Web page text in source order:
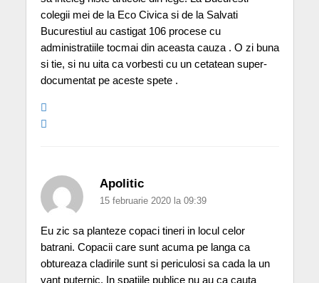
colegii mei de la Eco Civica si de la Salvati
Bucurestiul au castigat 106 procese cu
administratiile tocmai din aceasta cauza . O zi buna
si tie, si nu uita ca vorbesti cu un cetatean super-
documentat pe aceste spete .
Apolitic
15 februarie 2020 la 09:39
Eu zic sa planteze copaci tineri in locul celor
batrani. Copacii care sunt acuma pe langa ca
obtureaza cladirile sunt si periculosi sa cada la un
vant puternic. In spatiile publice nu au ca cauta